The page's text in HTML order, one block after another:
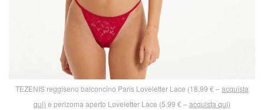
TEZENIS reggiseno balconcino Paris Loveletter Lace (18,99 € –acquista
qui) e perizoma aperto Loveletter Lace (5,99 € –acquista qui)